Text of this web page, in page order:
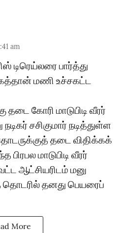
am
டிரெய்லரை பார்த்து
மணி உச்சகட்ட
தடை கோரி மாடுபிடி வீரர்
சசிகுமார் நடித்துள்ள
தடை விதிக்கக்
மாடுபிடி வீரர்
ஆட்சியரிடம் மனு
தனது பெயரைப்
More